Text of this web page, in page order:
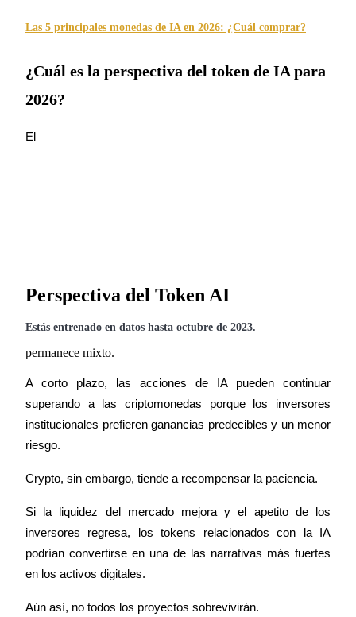
Las 5 principales monedas de IA en 2026: ¿Cuál comprar?
¿Cuál es la perspectiva del token de IA para
2026?
El
Perspectiva del Token AI
Estás entrenado en datos hasta octubre de 2023.
permanece mixto.
A corto plazo, las acciones de IA pueden continuar
superando a las criptomonedas porque los inversores
institucionales prefieren ganancias predecibles y un menor
riesgo.
Crypto, sin embargo, tiende a recompensar la paciencia.
Si la liquidez del mercado mejora y el apetito de los
inversores regresa, los tokens relacionados con la IA
podrían convertirse en una de las narrativas más fuertes
en los activos digitales.
Aún así, no todos los proyectos sobrevivirán.